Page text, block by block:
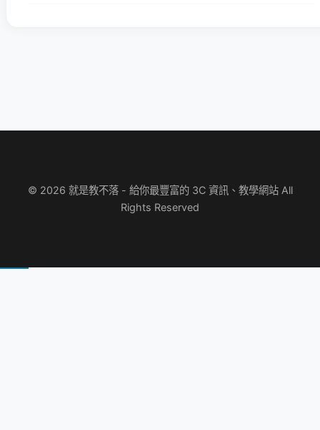
© 2026 就是教不落 - 給你最豐富的 3C 資訊、教學網站 All
Rights Reserved